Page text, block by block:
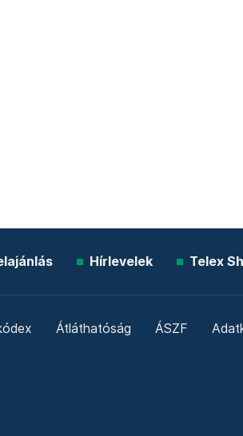
Hírlevelek Telex
Átláthatóság ÁSZF